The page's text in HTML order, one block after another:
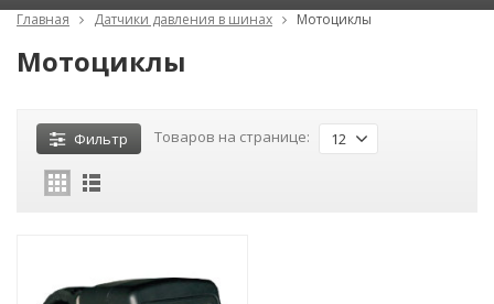
Главная Датчики давления в шинах Мотоциклы
Мотоциклы
Фильтр Товаров на странице: 12